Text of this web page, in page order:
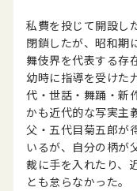
私費を投じて開設し
閉鎖したが、昭和期
舞伎界を代表する存
幼時に指導を受けた
代・世話・舞踊・新
かも近代的な写実主
父・五代目菊五郎が
いるが、自分の柄が
裁に手を入れたり、
とも怠らなかった。